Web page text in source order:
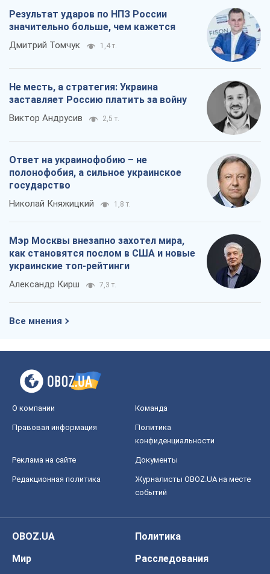
Результат ударов по НПЗ России
значительно больше, чем кажется
Дмитрий Томчук 1,4 т.
Не месть, а стратегия: Украина
заставляет Россию платить за войну
Виктор Андрусив 2,5 т.
Ответ на украинофобию – не
полонофобия, а сильное украинское
государство
Николай Княжицкий 1,8 т.
Мэр Москвы внезапно захотел мира,
как становятся послом в США и новые
украинские топ-рейтинги
Александр Кирш 7,3 т.
Все мнения
О компании Команда
Правовая информация
Политика
конфиденциальности
Реклама на сайте Документы
Редакционная политика
Журналисты OBOZ.UA на месте
событий
OBOZ.UA
Политика
Мир
Расследования